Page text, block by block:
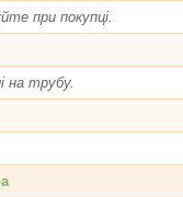
при покупці.
на трубу.